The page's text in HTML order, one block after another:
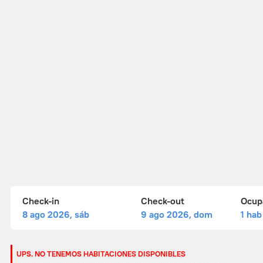
Check-in
8 ago 2026, sáb
Check-out
9 ago 2026, dom
1
UPS. NO TENEMOS HABITACIONES DISPONIBLES